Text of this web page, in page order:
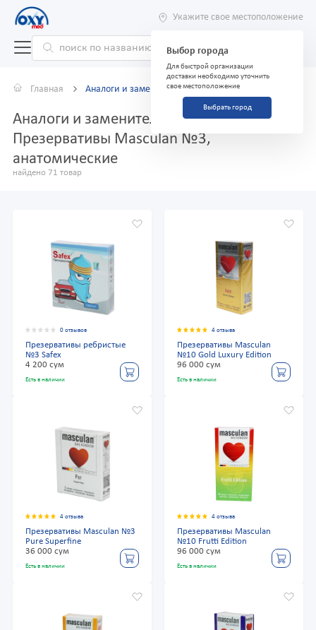
Укажите свое местоположение
Выбор города
Для быстрой организации
доставки необходимо уточнить
свое местоположение
Выбрать город
Главная Аналоги и заменители
Аналоги и заменители препарата
Презервативы Masculan №3,
анатомические
найдено 71 товар
0 отзывов
Презервативы ребристые
№3 Safex
4 200 сум
Есть в наличии
4 отзыва
Презервативы Masculan
№10 Gold Luxury Edition
96 000 сум
Есть в наличии
4 отзыва
Презервативы Masculan №3
Pure Superfine
36 000 сум
Есть в наличии
4 отзыва
Презервативы Masculan
№10 Frutti Edition
96 000 сум
Есть в наличии